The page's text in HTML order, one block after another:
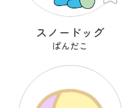
スノードッグ
ぱんだこ